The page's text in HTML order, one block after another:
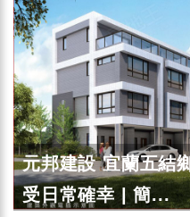
元邦建設 宜蘭五結
受日常確幸 | 簡...